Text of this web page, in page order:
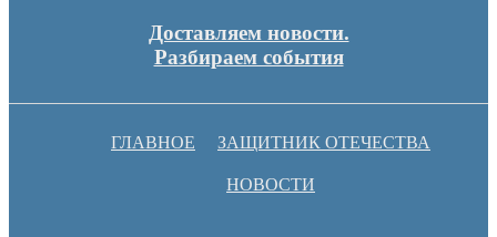
Доставляем новости.
Разбираем события
ГЛАВНОЕ ЗАЩИТНИК ОТЕЧЕСТВА
НОВОСТИ